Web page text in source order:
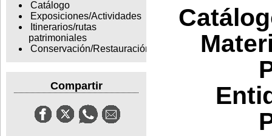
Catálogo
Exposiciones/Actividades
Itinerarios/rutas
patrimoniales
Conservación/Restauración
Compartir